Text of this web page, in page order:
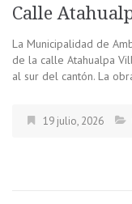
Calle
La Municipalidad de
de la calle Atahualpa
al sur del cantón. La
19 julio, 2026